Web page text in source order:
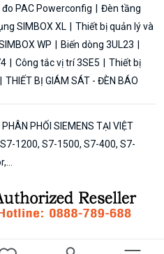
PAC Powerconfig
Đèn tầng
SIMBOX XL
Thiết bị quản lý và
WP
Biến dòng 3UL23
Công tắc vị trí 3SE5
Thiết bị
THIẾT BỊ GIÁM SÁT - ĐÈN BÁO
PHỐI SIEMENS TẠI VIỆT
1200, S7-1500, S7-400, S7-